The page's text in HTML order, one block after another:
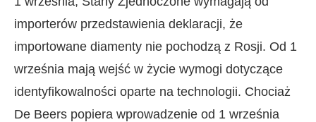
importerów przedstawienia deklaracji, że
importowane diamenty nie pochodzą z Rosji. Od 1
września mają wejść w życie wymogi dotyczące
identyfikowalności oparte na technologii. Chociaż
De Beers popiera wprowadzenie od 1 września